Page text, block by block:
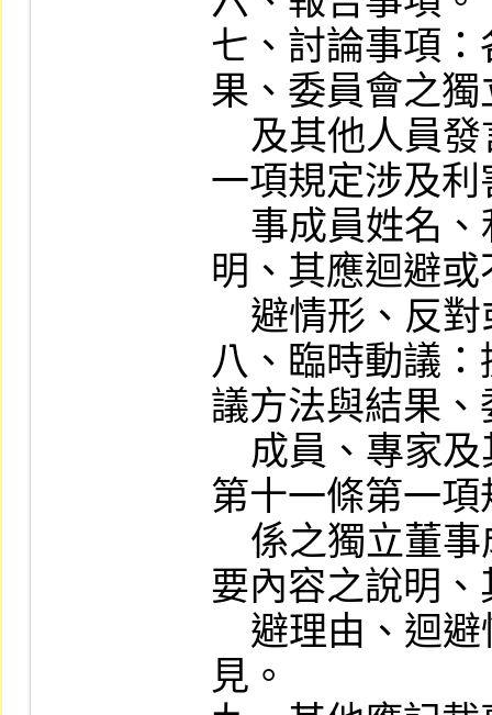
七、討論事項
果、委員會之
一項規定涉及
明、其應迴避
八、臨時動議
議方法與結果
第十一條第一
要內容之說明
見。